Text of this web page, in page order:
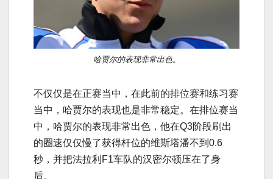
哈贾尔的表现非常出色。
不仅仅是在正赛当中，在此前的排位赛和练习赛
当中，哈贾尔的表现也是非常稳定。在排位赛当
中，哈贾尔的表现非常出色，他在Q3阶段刷出
的圈速仅仅慢了获得杆位的维斯塔潘不到0.6
秒，并把法拉利F1车队的汉密尔顿压在了身
后。